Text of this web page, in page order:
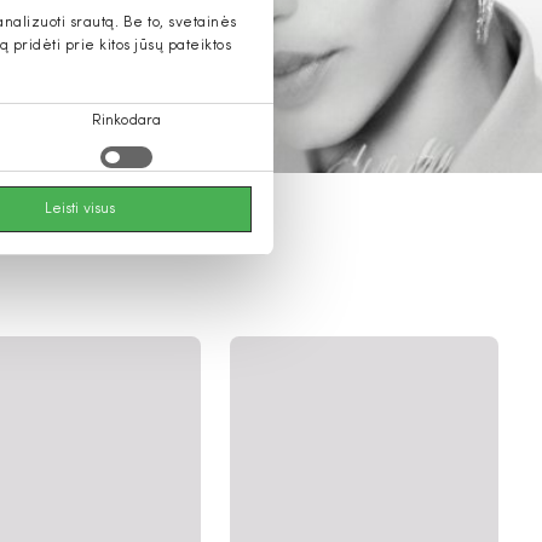
srautą. Be to, svetainės
pridėti prie kitos jūsų pateiktos
Rinkodara
Leisti visus